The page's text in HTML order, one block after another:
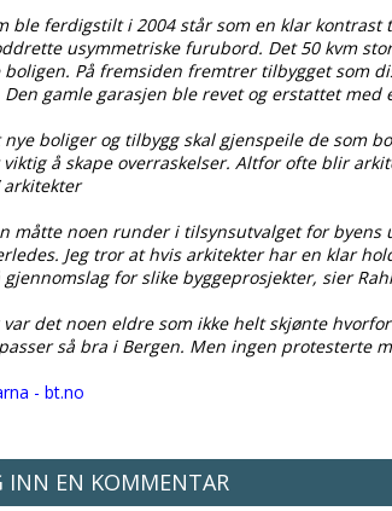
ble ferdigstilt i 2004 står som en klar
usymmetriske furubord. Det 50 kvm
boligen. På fremsiden fremtrer tilbygget som
Den gamle garasjen ble revet og erstattet
nye boliger og tilbygg skal gjenspeile de som
å skape overraskelser. Altfor ofte blir
arkitekter
måtte noen runder i tilsynsutvalget for
Jeg tror at hvis arkitekter har en klar
for slike byggeprosjekter, sier
var det noen eldre som ikke helt skjønte
så bra i Bergen. Men ingen protesterte
- bt.no
INN EN KOMMENTAR